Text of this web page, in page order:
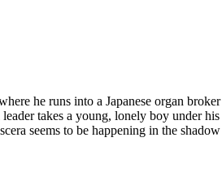
he runs into a Japanese organ
takes a young, lonely boy under
seems to be happening in the